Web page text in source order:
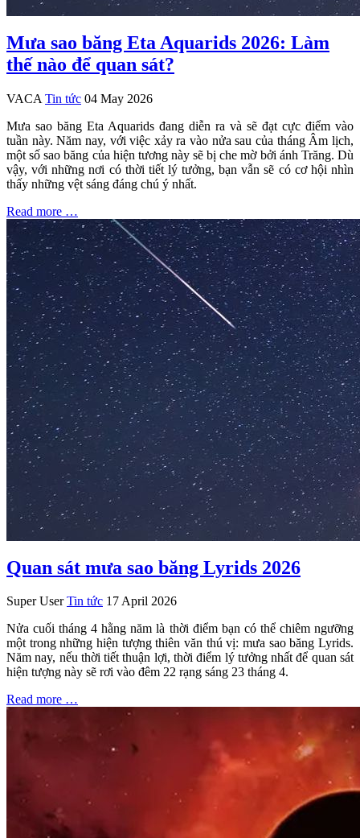
Mưa sao băng Eta Aquarids 2026: Làm
thế nào để quan sát?
VACA Tin tức 04 May 2026
Mưa sao băng Eta Aquarids đang diễn ra và sẽ đạt cực điểm vào
tuần này. Năm nay, với việc xảy ra vào nửa sau của tháng Âm lịch,
một số sao băng của hiện tương này sẽ bị che mờ bởi ánh Trăng. Dù
vậy, với những nơi có thời tiết lý tưởng, bạn vẫn sẽ có cơ hội nhìn
thấy những vệt sáng đáng chú ý nhất.
Read more …
Quan sát mưa sao băng Lyrids 2026
Super User Tin tức 17 April 2026
Nửa cuối tháng 4 hằng năm là thời điểm bạn có thể chiêm ngưỡng
một trong những hiện tượng thiên văn thú vị: mưa sao băng Lyrids.
Năm nay, nếu thời tiết thuận lợi, thời điểm lý tưởng nhất để quan sát
hiện tượng này sẽ rơi vào đêm 22 rạng sáng 23 tháng 4.
Read more …